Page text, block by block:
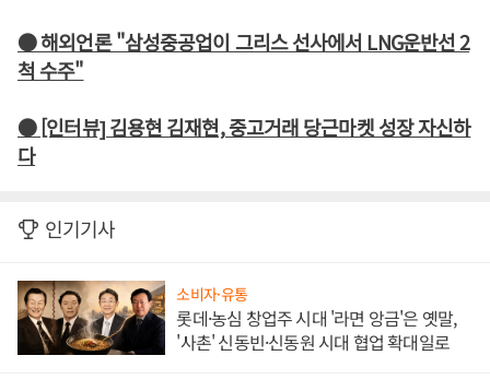
● 해외언론 "삼성중공업이 그리스 선사에서 LNG운반선 2
척 수주"
● [인터뷰] 김용현 김재현, 중고거래 당근마켓 성장 자신하
다
인기기사
소비자·유통
롯데·농심 창업주 시대 '라면 앙금'은 옛말,
'사촌' 신동빈·신동원 시대 협업 확대일로